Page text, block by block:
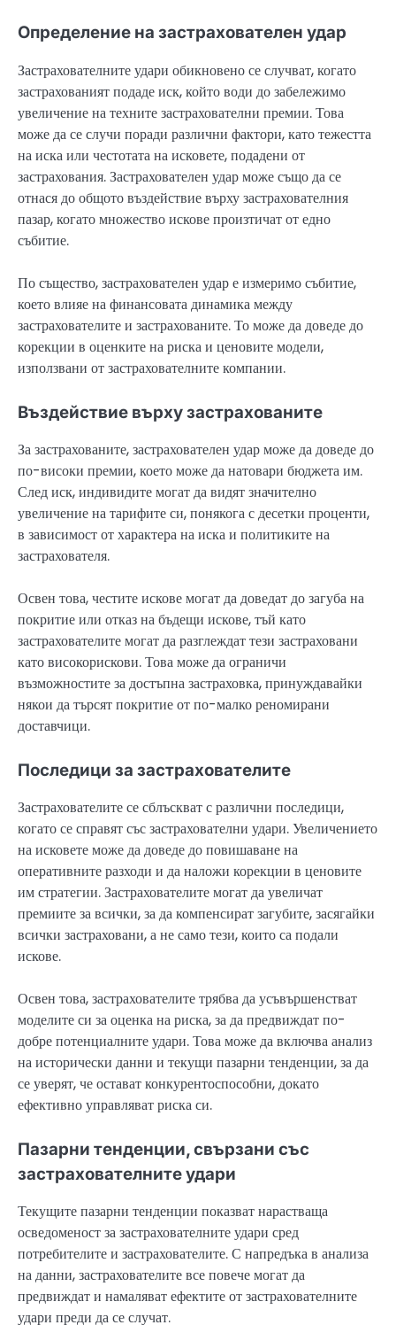
Определение на застрахователен удар
Застрахователните удари обикновено се случват, когато
застрахованият подаде иск, който води до забележимо
увеличение на техните застрахователни премии. Това
може да се случи поради различни фактори, като тежестта
на иска или честотата на исковете, подадени от
застрахования. Застрахователен удар може също да се
отнася до общото въздействие върху застрахователния
пазар, когато множество искове произтичат от едно
събитие.
По същество, застрахователен удар е измеримо събитие,
което влияе на финансовата динамика между
застрахователите и застрахованите. То може да доведе до
корекции в оценките на риска и ценовите модели,
използвани от застрахователните компании.
Въздействие върху застрахованите
За застрахованите, застрахователен удар може да доведе до
по-високи премии, което може да натовари бюджета им.
След иск, индивидите могат да видят значително
увеличение на тарифите си, понякога с десетки проценти,
в зависимост от характера на иска и политиките на
застрахователя.
Освен това, честите искове могат да доведат до загуба на
покритие или отказ на бъдещи искове, тъй като
застрахователите могат да разглеждат тези застраховани
като високорискови. Това може да ограничи
възможностите за достъпна застраховка, принуждавайки
някои да търсят покритие от по-малко реномирани
доставчици.
Последици за застрахователите
Застрахователите се сблъскват с различни последици,
когато се справят със застрахователни удари. Увеличението
на исковете може да доведе до повишаване на
оперативните разходи и да наложи корекции в ценовите
им стратегии. Застрахователите могат да увеличат
премиите за всички, за да компенсират загубите, засягайки
всички застраховани, а не само тези, които са подали
искове.
Освен това, застрахователите трябва да усъвършенстват
моделите си за оценка на риска, за да предвиждат по-
добре потенциалните удари. Това може да включва анализ
на исторически данни и текущи пазарни тенденции, за да
се уверят, че остават конкурентоспособни, докато
ефективно управляват риска си.
Пазарни тенденции, свързани със
застрахователните удари
Текущите пазарни тенденции показват нарастваща
осведоменост за застрахователните удари сред
потребителите и застрахователите. С напредъка в анализа
на данни, застрахователите все повече могат да
предвиждат и намаляват ефектите от застрахователните
удари преди да се случат.